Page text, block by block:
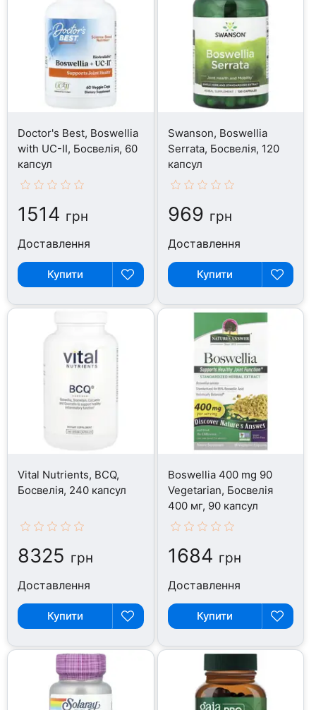
Doctor's Best, Boswellia
with UC-II, Босвелія, 60
капсул
1514 грн
Доставлення
Купити
Swanson, Boswellia
Serrata, Босвелія, 120
капсул
969 грн
Доставлення
Купити
Vital Nutrients, BCQ,
Босвелія, 240 капсул
8325 грн
Доставлення
Купити
Boswellia 400 mg 90
Vegetarian, Босвелія
400 мг, 90 капсул
1684 грн
Доставлення
Купити